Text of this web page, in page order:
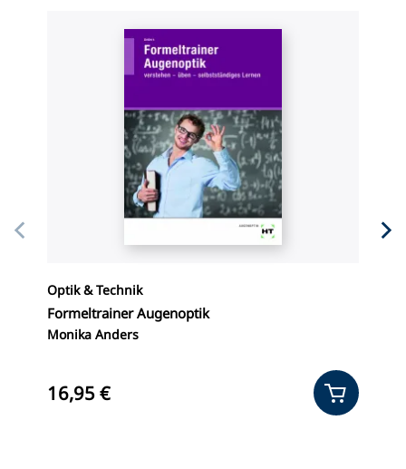
Optik & Technik
Formeltrainer Augenoptik
Monika Anders
16,95 €